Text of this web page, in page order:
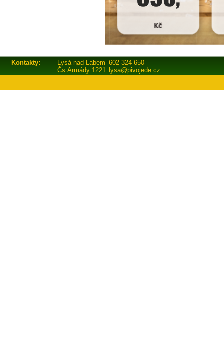
Kontakty: Lysá nad Labem 602 324 650
Čs.Armády 1221 lysa@pivojede.cz